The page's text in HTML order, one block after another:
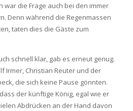
war die Frage auch bei den immer
Denn während die Regenmassen
taten dies die Gäste zum
schnell klar, gab es erneut genug.
Irmer, Christian Reuter und der
die sich keine Pause gönnten.
der künftige König, egal wie er
Abdrücken an der Hand davon